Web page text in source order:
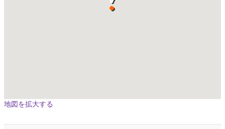
地図を拡大する